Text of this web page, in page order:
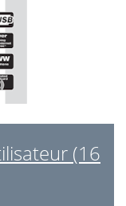
(16